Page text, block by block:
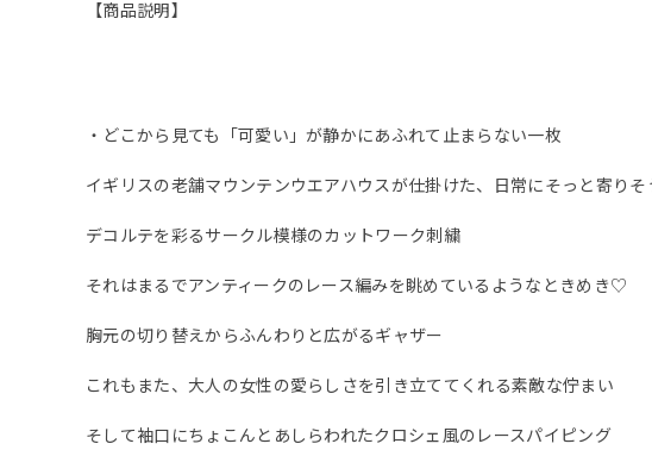
【商品説明】
・どこから見ても「可愛い」が静かにあふれて止まらない一枚
イギリスの老舗マウンテンウエアハウスが仕掛けた、日常にそっと寄り
デコルテを彩るサークル模様のカットワーク刺繍
それはまるでアンティークのレース編みを眺めているようなときめき♡
胸元の切り替えからふんわりと広がるギャザー
これもまた、大人の女性の愛らしさを引き立ててくれる素敵な佇まい
そして袖口にちょこんとあしらわれたクロシェ風のレースパイピング